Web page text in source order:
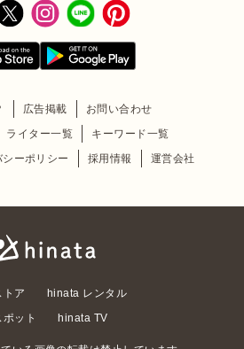
広告掲載
お問い合わせ
ライター一覧
キーワード一覧
ーポリシー 採用情報 運営会社
ア
hinata レンタル
ット
hinata TV